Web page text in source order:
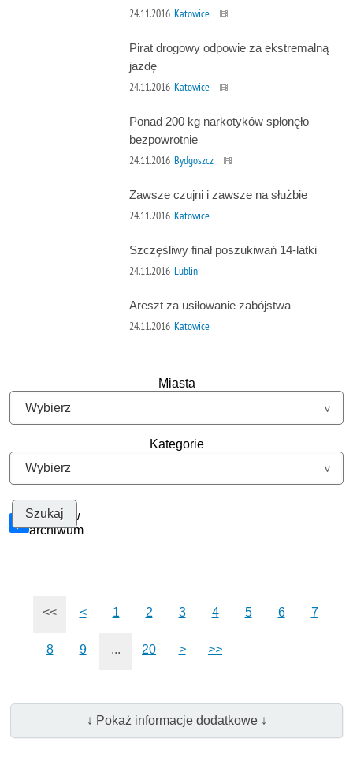
24.11.2016 Katowice
Pirat drogowy odpowie za ekstremalną
jazdę
24.11.2016 Katowice
Ponad 200 kg narkotyków spłonęło
bezpowrotnie
24.11.2016 Bydgoszcz
Zawsze czujni i zawsze na służbie
24.11.2016 Katowice
Szczęśliwy finał poszukiwań 14-latki
24.11.2016 Lublin
Areszt za usiłowanie zabójstwa
24.11.2016 Katowice
Miasta
Kategorie
Szukaj w
archiwum
<< < 1 2 3 4 5 6 7
8 9 ... 20 > >>
↓ Pokaż informacje dodatkowe ↓